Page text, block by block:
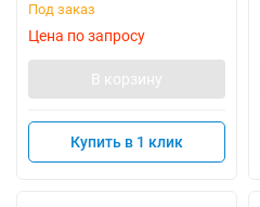
Под заказ
Цена по запросу
В корзину
Купить в 1 клик